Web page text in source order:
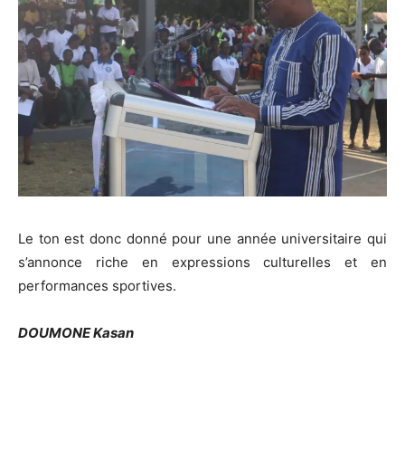
Le ton est donc donné pour une année universitaire qui
s’annonce riche en expressions culturelles et en
performances sportives.
DOUMONE Kasan